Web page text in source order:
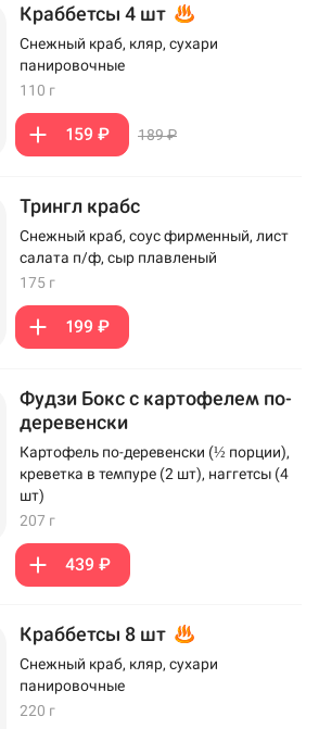
Краббетсы 4 шт
Снежный краб, кляр, сухари
панировочные
110 г
159 ₽ 189 ₽
Трингл крабс
Снежный краб, соус фирменный, лист
салата п/ф, сыр плавленый
175 г
199 ₽
Фудзи Бокс с картофелем по-
деревенски
Картофель по-деревенски (½ порции),
креветка в темпуре (2 шт), наггетсы (4
шт)
207 г
439 ₽
Краббетсы 8 шт
Снежный краб, кляр, сухари
панировочные
220 г